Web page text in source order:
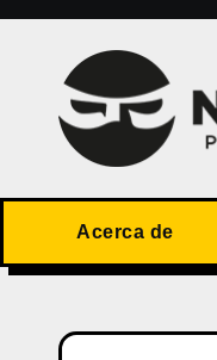
Saltar
contenido
Acerca de